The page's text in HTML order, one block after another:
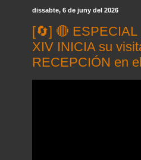
dissabte, 6 de juny del 2026
[🔄] 🔴
XIV INICIA su
RECEPCIÓN en